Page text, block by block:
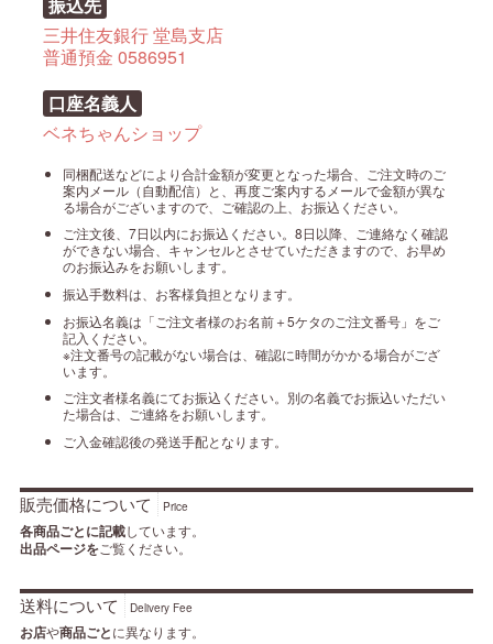
振込先
三井住友銀行 堂島支店
普通預金 0586951
口座名義人
ベネちゃんショップ
同梱配送などにより合計金額が変更となった場合、ご注文時のご
案内メール（自動配信）と、再度ご案内するメールで金額が異な
る場合がございますので、ご確認の上、お振込ください。
ご注文後、7日以内にお振込ください。8日以降、ご連絡なく確認
ができない場合、キャンセルとさせていただきますので、お早め
のお振込みをお願いします。
振込手数料は、お客様負担となります。
お振込名義は「ご注文者様のお名前＋5ケタのご注文番号」をご
記入ください。
※注文番号の記載がない場合は、確認に時間がかかる場合がござ
います。
ご注文者様名義にてお振込ください。別の名義でお振込いただい
た場合は、ご連絡をお願いします。
ご入金確認後の発送手配となります。
販売価格について Price
各商品ごとに記載しています。
出品ページをご覧ください。
送料について Delivery Fee
お店や商品ごとに異なります。